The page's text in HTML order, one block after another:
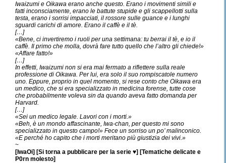
Iwaizumi e Oikawa erano anche questo. Erano i movimenti simili e
fatti inconsciamente, erano le battute stupide e gli scappellotti sulla
testa, erano i sorrisi impacciati, il rossore sulle guance e i lunghi
sguardi carichi di amore. Erano il caffè e il tè.
[…]
«Bene, ci invertiremo i ruoli per una settimana: tu berrai il tè, e io il
caffè. Il primo che molla, dovrà fare tutto quello che l’altro gli chiede!»
«Affare fatto!»
[…]
In effetti, Iwaizumi non si era mai fermato a riflettere sulla reale
professione di Oikawa. Per lui, era solo il suo rompiscatole numero
uno. Eppure, proprio in quel momento, si rese conto che Oikawa era
un medico, che si era specializzato in medicina forense, tutte cose
che probabilmente voleva sin da quando aveva fatto domanda per
Harvard.
[…]
«Sei un medico legale. Lavori con i morti.»
«Beh, è un mondo affascinante, Iwa-chan, per questo mi sono
specializzato in questo campo!» Fece un sorriso un po’ malinconico.
«E perché ho capito che i morti meritano più giustizia dei vivi.»
~
[IwaOi] [Si torna a pubblicare per la serie ♥] [Tematiche delicate e
P0rn molesto]